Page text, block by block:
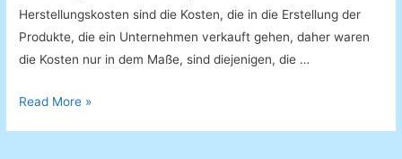
Herstellungskosten sind die Kosten, die in die Erstellung der
Produkte, die ein Unternehmen verkauft gehen, daher waren
die Kosten nur in dem Maße, sind diejenigen, die …
Selbstkosten
Read More »